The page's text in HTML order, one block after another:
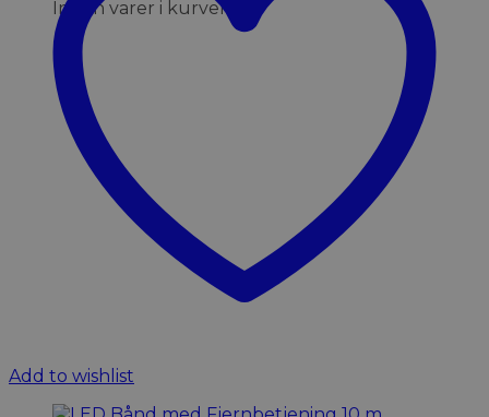
Ingen varer i kurven.
Add to wishlist